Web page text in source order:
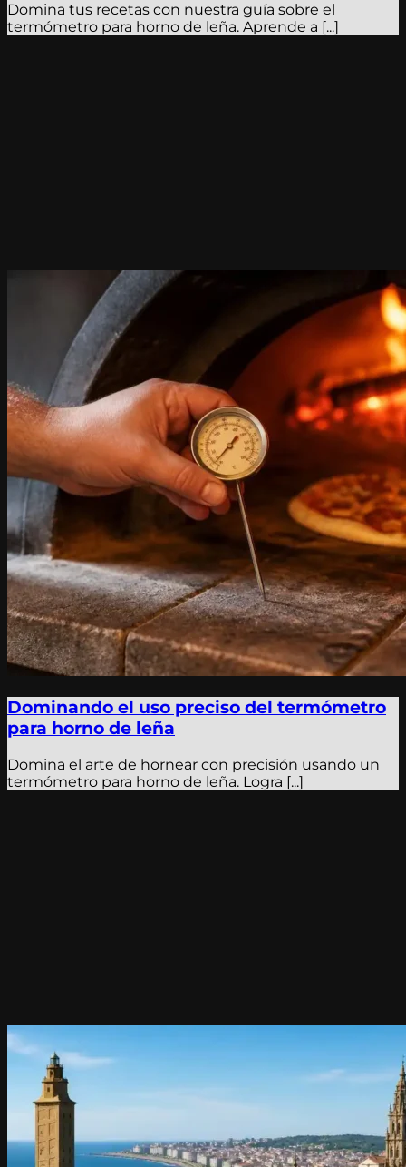
Domina tus recetas con nuestra guía sobre el
termómetro para horno de leña. Aprende a [...]
Dominando el uso preciso del termómetro
para horno de leña
Domina el arte de hornear con precisión usando un
termómetro para horno de leña. Logra [...]